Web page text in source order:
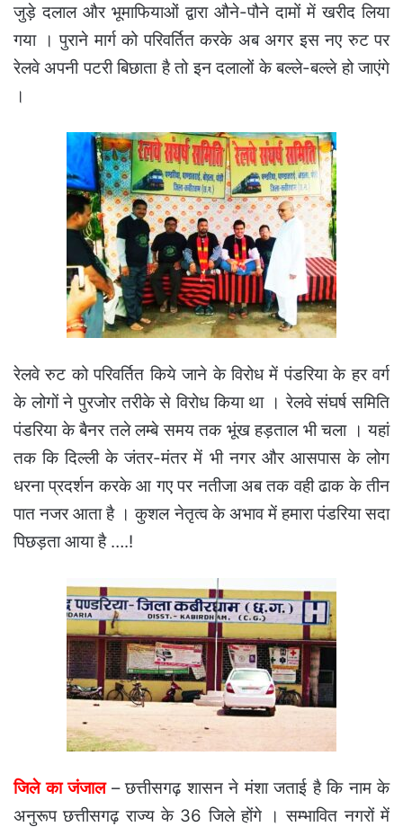
जुड़े दलाल और भूमाफियाओं द्वारा औने-पौने दामों में खरीद लिया
गया । पुराने मार्ग को परिवर्तित करके अब अगर इस नए रुट पर
रेलवे अपनी पटरी बिछाता है तो इन दलालों के बल्ले-बल्ले हो जाएंगे
।
रेलवे रुट को परिवर्तित किये जाने के विरोध में पंडरिया के हर वर्ग
के लोगों ने पुरजोर तरीके से विरोध किया था । रेलवे संघर्ष समिति
पंडरिया के बैनर तले लम्बे समय तक भूंख हड़ताल भी चला । यहां
तक कि दिल्ली के जंतर-मंतर में भी नगर और आसपास के लोग
धरना प्रदर्शन करके आ गए पर नतीजा अब तक वही ढाक के तीन
पात नजर आता है । कुशल नेतृत्व के अभाव में हमारा पंडरिया सदा
पिछड़ता आया है ….!
जिले का जंजाल – छत्तीसगढ़ शासन ने मंशा जताई है कि नाम के
अनुरूप छत्तीसगढ़ राज्य के 36 जिले होंगे । सम्भावित नगरों में